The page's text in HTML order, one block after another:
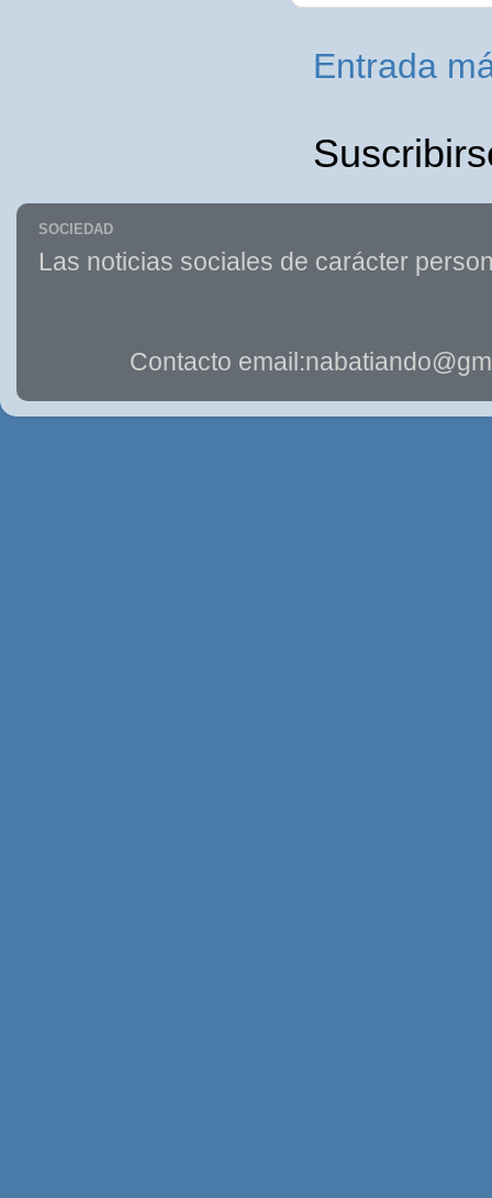
Entrada
SOCIEDAD
Las noticias sociales de carácter
Contacto